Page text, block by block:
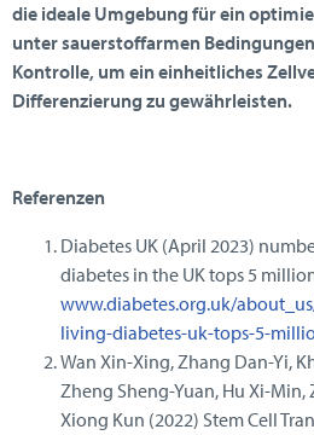
die ideale Umgebung für ein
unter sauerstoffarmen
Kontrolle, um ein einheitliches
Differenzierung zu gewährleisten.
Referenzen
Diabetes UK (April 2023)
diabetes in the UK tops 5
www.diabetes.org.uk/
living-diabetes-uk-tops-5-
Wan Xin-Xing, Zhang Dan-Yi,
Zheng Sheng-Yuan, Hu Xi-Min,
Xiong Kun (2022) Stem Cell